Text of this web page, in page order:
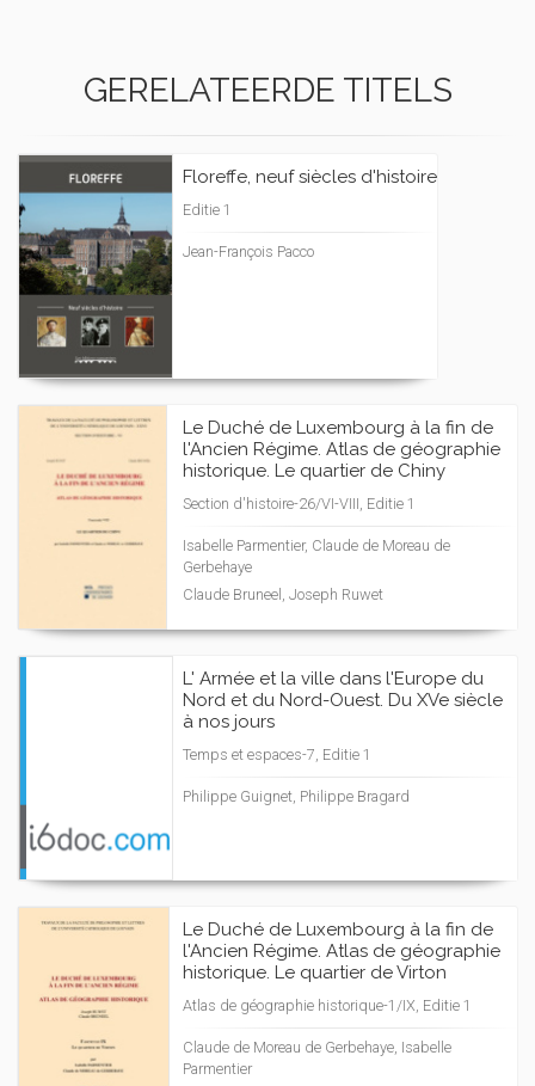
GERELATEERDE TITELS
Floreffe, neuf siècles d'histoire
Editie 1
Jean-François Pacco
Le Duché de Luxembourg à la fin de
l'Ancien Régime. Atlas de géographie
historique. Le quartier de Chiny
Section d'histoire-26/VI-VIII, Editie 1
Isabelle Parmentier, Claude de Moreau de
Gerbehaye
Claude Bruneel, Joseph Ruwet
L' Armée et la ville dans l'Europe du
Nord et du Nord-Ouest. Du XVe siècle
à nos jours
Temps et espaces-7, Editie 1
Philippe Guignet, Philippe Bragard
Le Duché de Luxembourg à la fin de
l'Ancien Régime. Atlas de géographie
historique. Le quartier de Virton
Atlas de géographie historique-1/IX, Editie 1
Claude de Moreau de Gerbehaye, Isabelle
Parmentier